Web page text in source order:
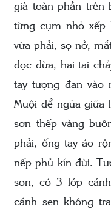
già toàn phần trên
từng cụm nhỏ xếp
vừa phải, sọ nở,
dọc dừa, hai tai
tay tượng đan vào
Muội để ngửa giữa
sơn thếp vàng
phải, ống tay áo
nếp phủ kín đùi.
son, có 3 lớp
cánh sen không